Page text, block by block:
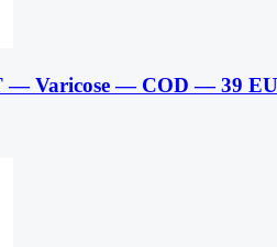
Varicose — COD — 39